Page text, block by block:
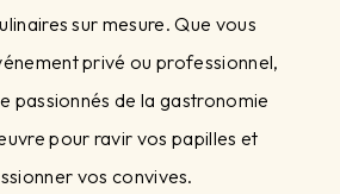
sur mesure. Que vous
privé ou professionnel,
passionnés de la gastronomie
pour ravir vos papilles et
vos convives.